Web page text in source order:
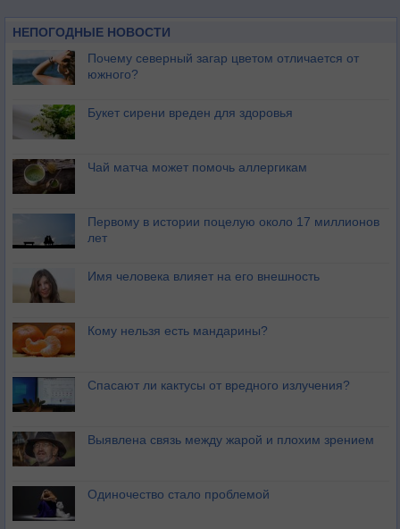
НЕПОГОДНЫЕ НОВОСТИ
Почему северный загар цветом отличается от
южного?
Букет сирени вреден для здоровья
Чай матча может помочь аллергикам
Первому в истории поцелую около 17 миллионов
лет
Имя человека влияет на его внешность
Кому нельзя есть мандарины?
Спасают ли кактусы от вредного излучения?
Выявлена связь между жарой и плохим зрением
Одиночество стало проблемой